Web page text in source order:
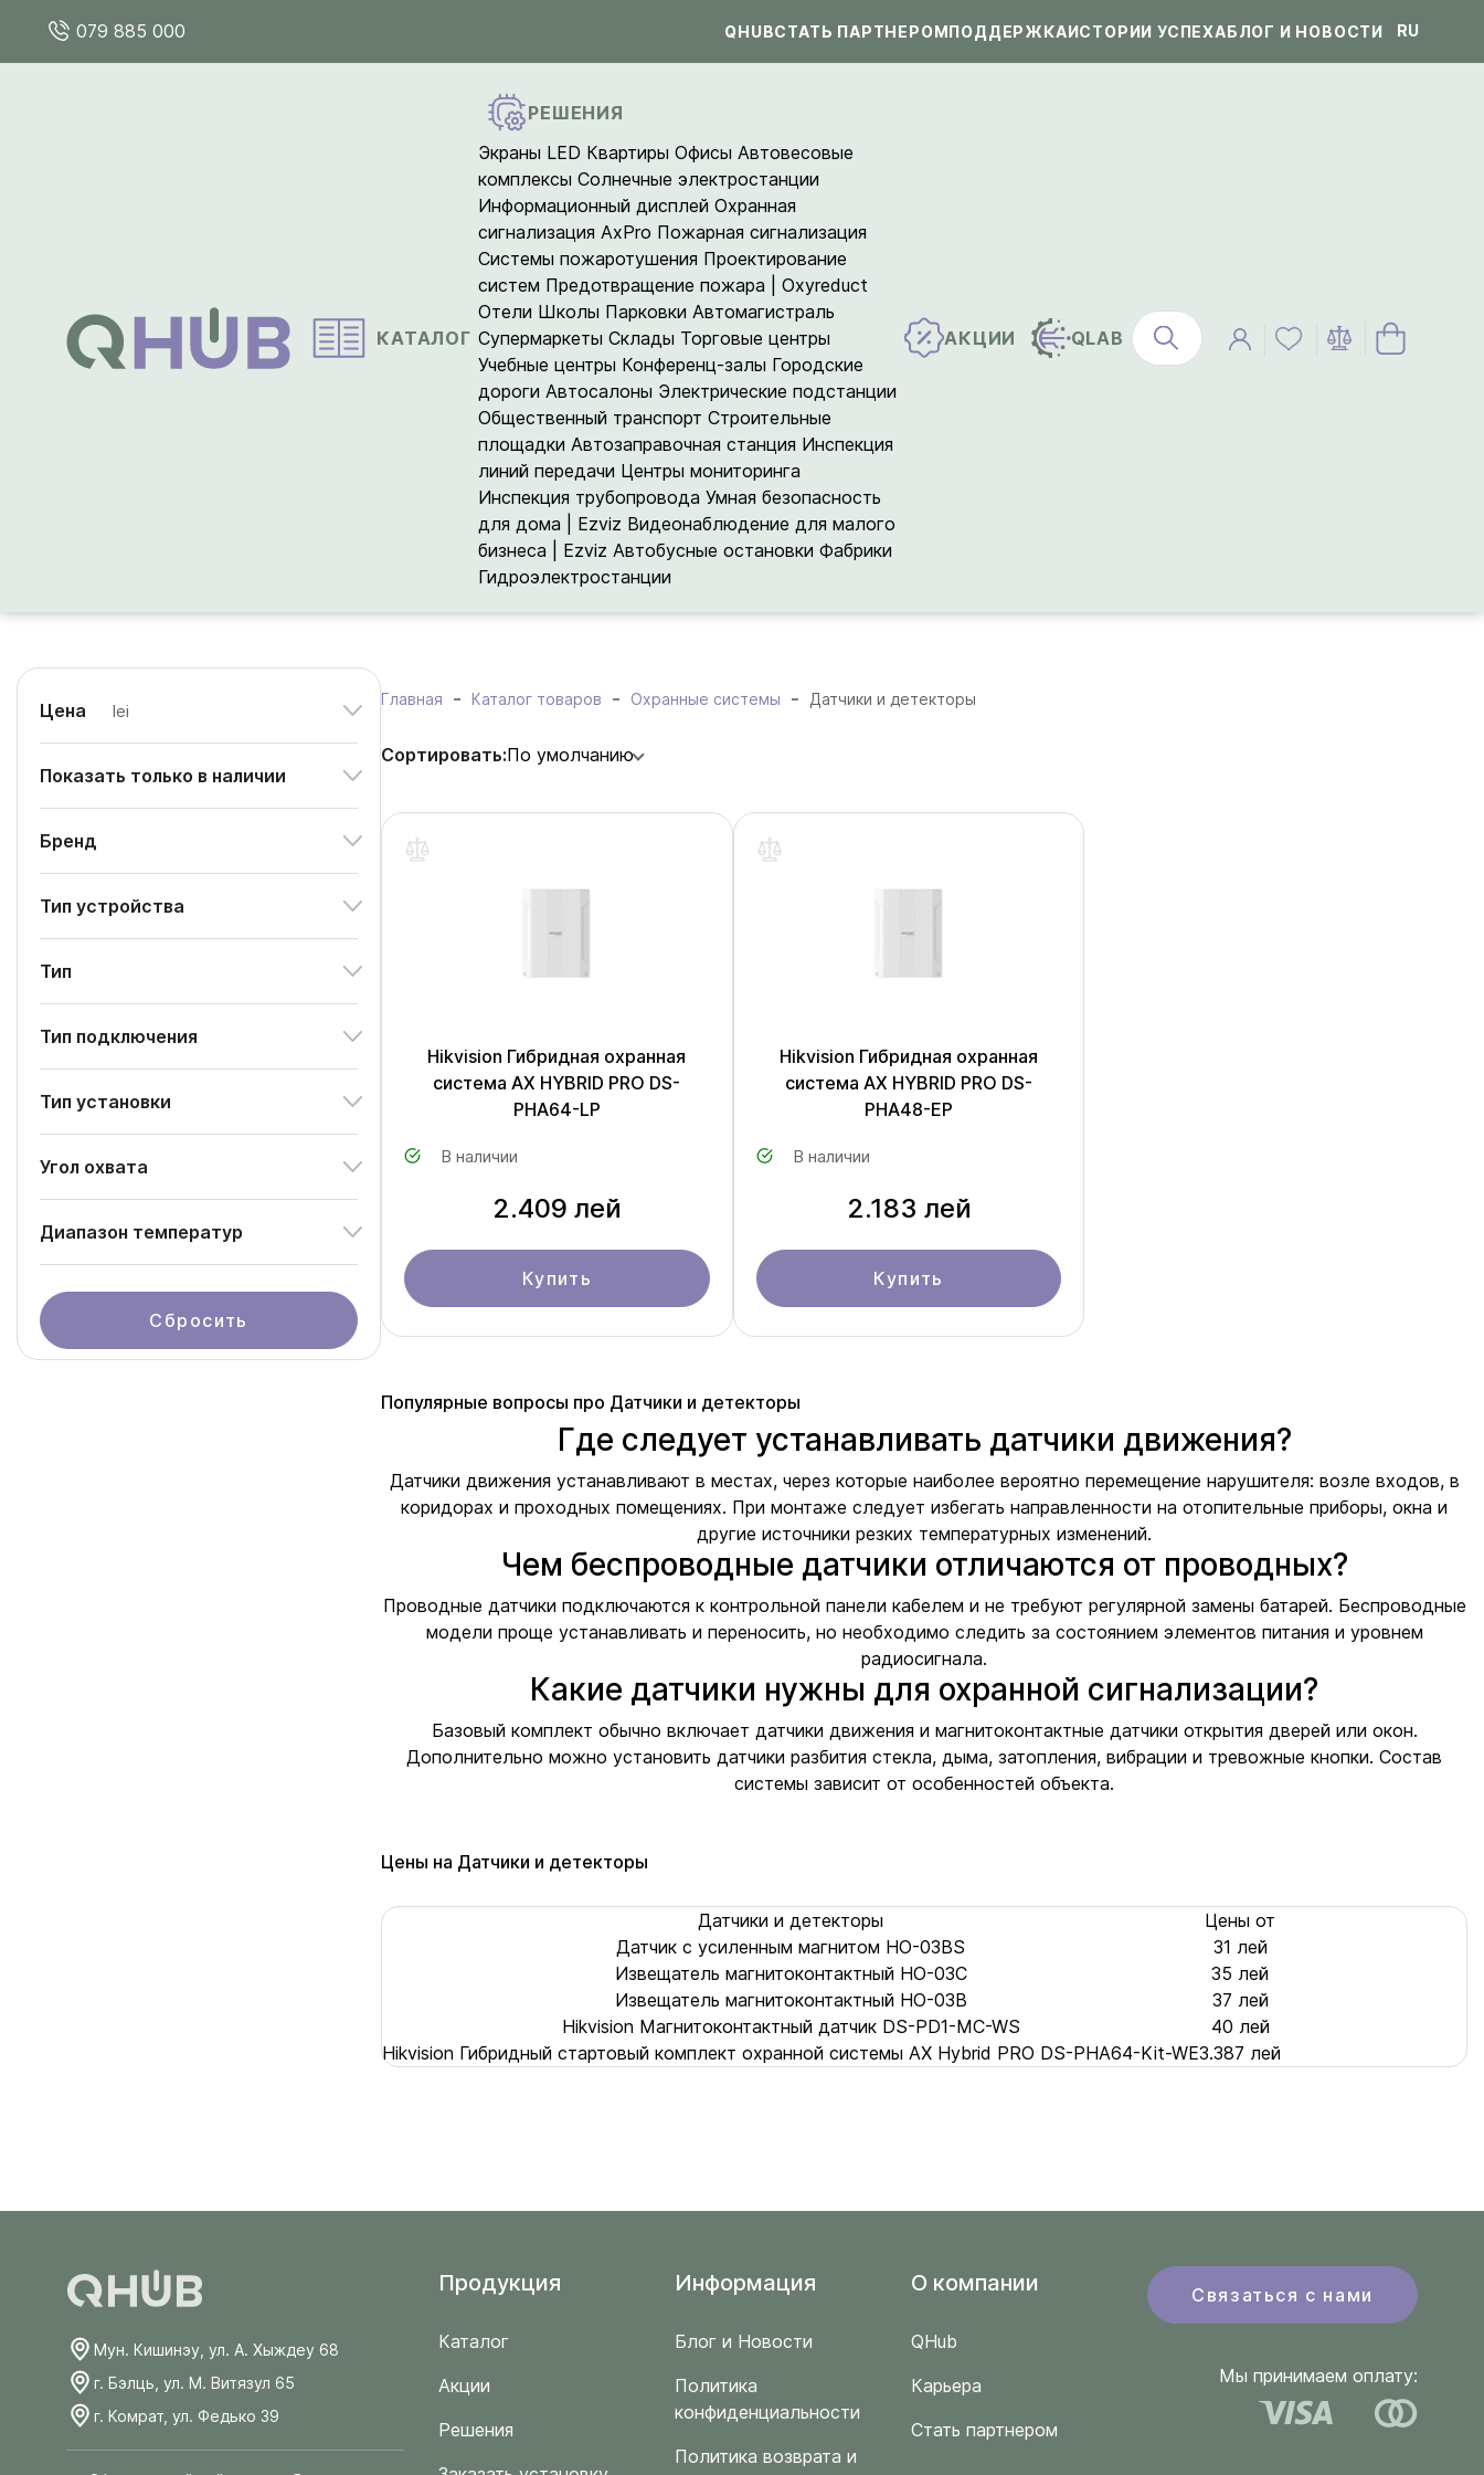
079 885 000 QHUBСТАТЬ ПАРТНЕРОМПОДДЕРЖКАИСТОРИИ УСПЕХАБЛОГ И НОВОСТИ RU
КАТАЛОГ
РЕШЕНИЯ
Экраны LED Квартиры Офисы Автовесовые
комплексыСолнечные электростанции
Информационный дисплей Охранная
сигнализация AxPro Пожарная сигнализация
Системы пожаротушения Проектирование
систем Предотвращение пожара | Oxyreduct
Отели Школы Парковки Автомагистраль
Супермаркеты Склады Торговые центры
Учебные центры Конференц-залы Городские
дороги Автосалоны Электрические подстанции
Общественный транспорт Строительные
площадки Автозаправочная станция Инспекция
линий передачи Центры мониторинга
Инспекция трубопровода Умная безопасность
для дома | Ezviz Видеонаблюдение для малого
бизнеса | Ezviz Автобусные остановки Фабрики
Гидроэлектростанции
АКЦИИ QLAB
Цена lei
Показать только в наличии
Бренд
Тип устройства
Тип
Тип подключения
Тип установки
Угол охвата
Диапазон температур
Сбросить
Главная Каталог товаров Охранные системы Датчики и детекторы
Сортировать:По умолчанию
Hikvision Гибридная охранная
система AX HYBRID PRO DS-
PHA64-LP
В наличии
2.409 лей
Купить
Hikvision Гибридная охранная
система AX HYBRID PRO DS-
PHA48-EP
В наличии
2.183 лей
Купить
Популярные вопросы про Датчики и детекторы
Где следует устанавливать датчики движения?
Датчики движения устанавливают в местах, через которые наиболее вероятно перемещение нарушителя: возле входов, в
коридорах и проходных помещениях. При монтаже следует избегать направленности на отопительные приборы, окна и
другие источники резких температурных изменений.
Чем беспроводные датчики отличаются от проводных?
Проводные датчики подключаются к контрольной панели кабелем и не требуют регулярной замены батарей. Беспроводные
модели проще устанавливать и переносить, но необходимо следить за состоянием элементов питания и уровнем
радиосигнала.
Какие датчики нужны для охранной сигнализации?
Базовый комплект обычно включает датчики движения и магнитоконтактные датчики открытия дверей или окон.
Дополнительно можно установить датчики разбития стекла, дыма, затопления, вибрации и тревожные кнопки. Состав
системы зависит от особенностей объекта.
Цены на Датчики и детекторы
Датчики и детекторы
Цены от
Датчик с усиленным магнитом HO-03BS
31 лей
Извещатель магнитоконтактный HO-03C
35 лей
Извещатель магнитоконтактный HO-03B
37 лей
Hikvision Магнитоконтактный датчик DS-PD1-MC-WS
40 лей
Hikvision Гибридный стартовый комплект охранной системы AX Hybrid PRO DS-PHA64-Kit-WE3.387 лей
Мун. Кишинэу, ул. А. Хыждеу 68
г. Бэлць, ул. М. Витязул 65
г. Комрат, ул. Федько 39
Продукция
Каталог
Акции
Решения
Информация
Блог и Новости
Политика
конфиденциальности
Политика возврата и
O компании
QHub
Карьера
Стать партнером
Связаться с нами
Мы принимаем оплату: